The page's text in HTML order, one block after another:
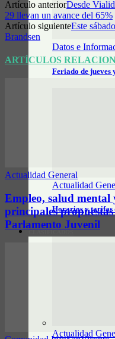
Datos e
Feriado de jueves
Actualidad
Horarios y tarifas
Actualidad
Artículo anteriorDesde
29 llevan un avance del 65%
Artículo siguienteEste
Brandsen
ARTÍCULOS
Actualidad General
Empleo, salud mental
principales
Parlamento Juvenil